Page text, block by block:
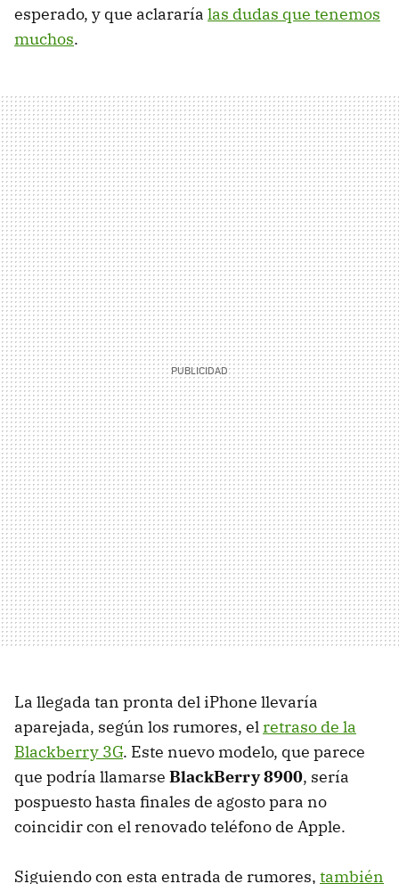
esperado, y que aclararía las dudas que tenemos
muchos.
La llegada tan pronta del iPhone llevaría
aparejada, según los rumores, elretraso de la
Blackberry 3G. Este nuevo modelo, que parece
que podría llamarse BlackBerry 8900, sería
pospuesto hasta finales de agosto para no
coincidir con el renovado teléfono de Apple.
Siguiendo con esta entrada de rumores, también